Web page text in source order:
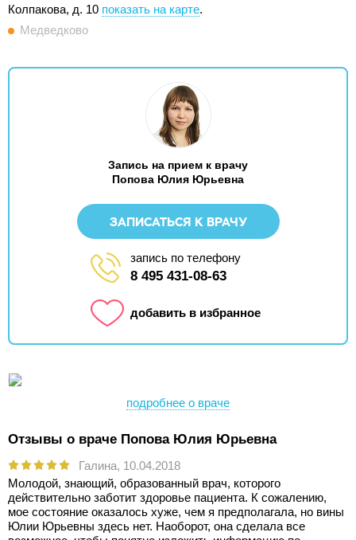
Колпакова, д. 10 показать на карте.
Медведково
Запись на прием к врачу
Попова Юлия Юрьевна
ЗАПИСАТЬСЯ К ВРАЧУ
запись по телефону
8 495 431-08-63
добавить в избранное
подробнее о враче
Отзывы о враче Попова Юлия Юрьевна
Галина, 10.04.2018
Молодой, знающий, образованный врач, которого
действительно заботит здоровье пациента. К сожалению,
мое состояние оказалось хуже, чем я предполагала, но вины
Юлии Юрьевны здесь нет. Наоборот, она сделала все